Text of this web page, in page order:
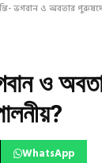
ভগবান ও অবতার
ও
WhatsApp